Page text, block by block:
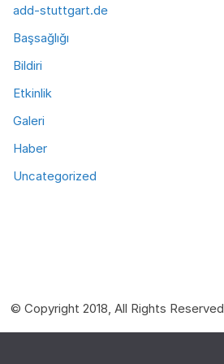
add-stuttgart.de
Başsağlığı
Bildiri
Etkinlik
Galeri
Haber
Uncategorized
© Copyright 2018, All Rights Reserved